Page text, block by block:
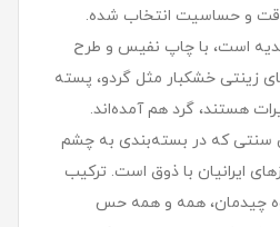
و حساسیت انتخاب شده.
است، با چاپ نفیس و طرح
زینتی خشکبار مثل گردو، پسته
هستند، گرد هم آمده‌اند.
سنتی که در بسته‌بندی به چشم
ایرانیان با ذوق است. ترکیب
چیدمان، همه و همه حس